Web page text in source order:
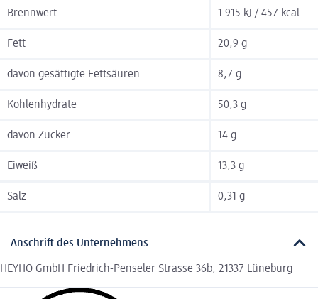
Brennwert 1.915 kJ / 457 kcal
Fett 20,9 g
davon gesättigte Fettsäuren 8,7 g
Kohlenhydrate 50,3 g
davon Zucker 14 g
Eiweiß 13,3 g
Salz 0,31 g
Anschrift des Unternehmens
HEYHO GmbH Friedrich-Penseler Strasse 36b, 21337 Lüneburg